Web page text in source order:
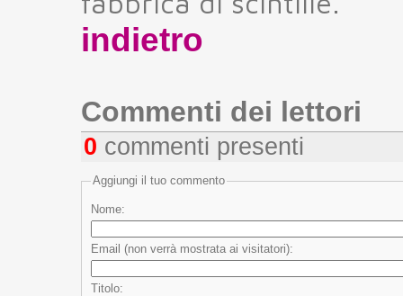
indietro
Commenti dei lettori
0 commenti presenti
Aggiungi il tuo commento
Nome:
Email (non verrà mostrata ai visitatori):
Titolo: